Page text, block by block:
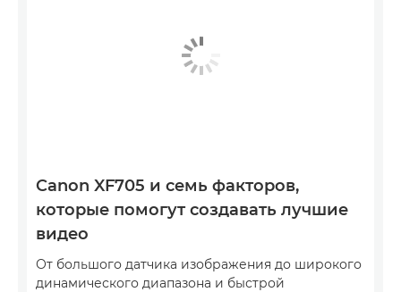
Canon XF705 и семь факторов,
которые помогут создавать лучшие
видео
От большого датчика изображения до широкого
динамического диапазона и быстрой